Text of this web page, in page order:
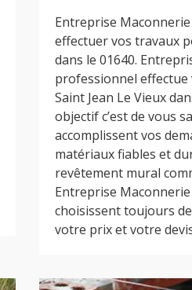
Entreprise
effectuer vos travaux
dans le 01640.
professionnel
Saint Jean Le Vieux
objectif c’est de vous
accomplissent vos
matériaux fiables et
revêtement mural
Entreprise Maconnerie
choisissent toujours
votre prix et votre